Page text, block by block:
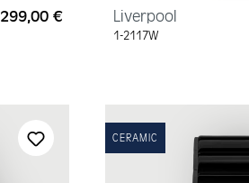
Regulärer Preis:
299,00 € Liverpool
1-2117W
CERAMIC